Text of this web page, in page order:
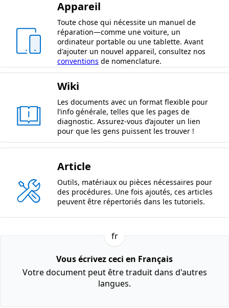
Appareil
Toute chose qui nécessite un manuel de
réparation—comme une voiture, un
ordinateur portable ou une tablette. Avant
d'ajouter un nouvel appareil, consultez nos
conventions de nomenclature.
Wiki
Les documents avec un format flexible pour
l’info générale, telles que les pages de
diagnostic. Assurez-vous d’ajouter un lien
pour que les gens puissent les trouver !
Article
Outils, matériaux ou pièces nécessaires pour
des procédures. Une fois ajoutés, ces articles
peuvent être répertoriés dans les tutoriels.
fr
Vous écrivez ceci en Français
Votre document peut être traduit dans d'autres
langues.